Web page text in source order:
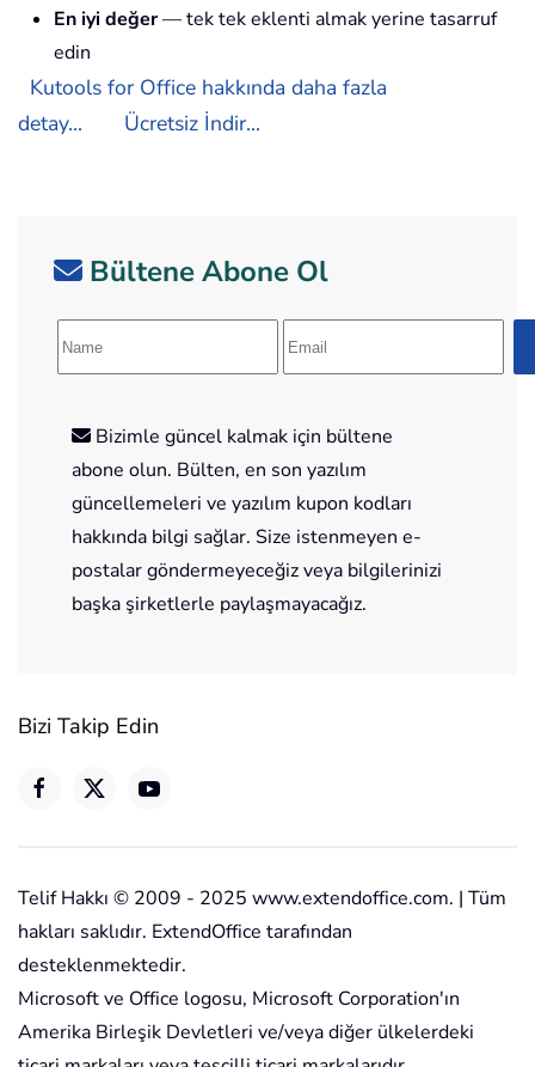
En iyi değer— tek tek eklenti almak yerine tasarruf
edin
Kutools for Office hakkında daha fazla
detay...
Ücretsiz İndir...
Bültene Abone Ol
Bizimle güncel kalmak için bültene
abone olun. Bülten, en son yazılım
güncellemeleri ve yazılım kupon kodları
hakkında bilgi sağlar. Size istenmeyen e-
postalar göndermeyeceğiz veya bilgilerinizi
başka şirketlerle paylaşmayacağız.
Bizi Takip Edin
Telif Hakkı © 2009 - 2025 www.extendoffice.com. | Tüm
hakları saklıdır. ExtendOffice tarafından
desteklenmektedir.
Microsoft ve Office logosu, Microsoft Corporation'ın
Amerika Birleşik Devletleri ve/veya diğer ülkelerdeki